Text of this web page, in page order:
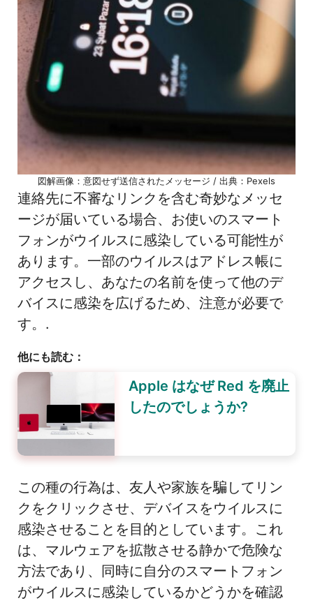
図解画像：意図せず送信されたメッセージ / 出典：Pexels
連絡先に不審なリンクを含む奇妙なメッセ
ージが届いている場合、お使いのスマート
フォンがウイルスに感染している可能性が
あります。一部のウイルスはアドレス帳に
アクセスし、あなたの名前を使って他のデ
バイスに感染を広げるため、注意が必要で
す。.
他にも読む：
Apple はなぜ Red を廃止
したのでしょうか?
この種の行為は、友人や家族を騙してリン
クをクリックさせ、デバイスをウイルスに
感染させることを目的としています。これ
は、マルウェアを拡散させる静かで危険な
方法であり、同時に自分のスマートフォン
がウイルスに感染しているかどうかを確認